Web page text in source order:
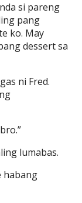
si pareng
pang
ko. May
dessert sa
ni Fred.
lumabas.
habang